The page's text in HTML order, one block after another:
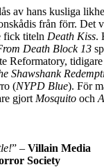
av hans kusliga
från förr. Det
fick titeln Death Kiss.
Death Block 13
Reformatory,
Shawshank
(NYPD Blue). För
gjort Mosquito och
” – Villain Media
Society